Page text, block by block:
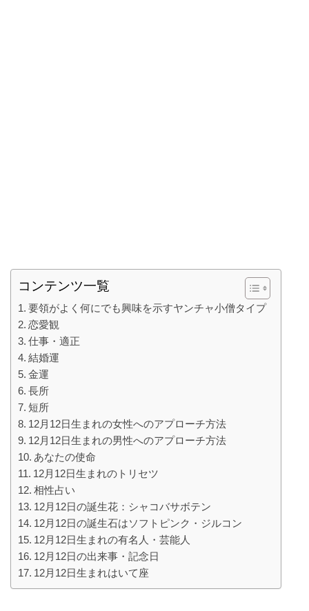
コンテンツ一覧
要領がよく何にでも興味を示すヤンチャ小僧タイプ
恋愛観
仕事・適正
結婚運
金運
長所
短所
12月12日生まれの女性へのアプローチ方法
12月12日生まれの男性へのアプローチ方法
あなたの使命
12月12日生まれのトリセツ
相性占い
12月12日の誕生花：シャコバサボテン
12月12日の誕生石はソフトピンク・ジルコン
12月12日生まれの有名人・芸能人
12月12日の出来事・記念日
12月12日生まれはいて座